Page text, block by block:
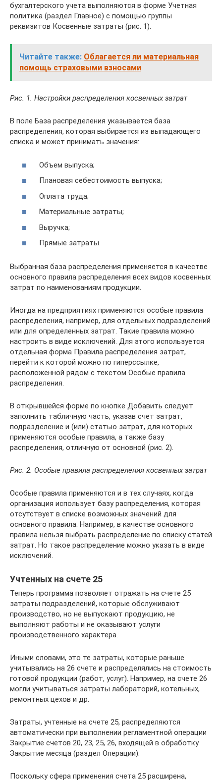
бухгалтерского учета выполняются в форме Учетная
политика (раздел Главное) с помощью группы
реквизитов Косвенные затраты (рис. 1).
Читайте также: Облагается ли материальная
помощь страховыми взносами
Рис. 1. Настройки распределения косвенных затрат
В поле База распределения указывается база
распределения, которая выбирается из выпадающего
списка и может принимать значения:
Объем выпуска;
Плановая себестоимость выпуска;
Оплата труда;
Материальные затраты;
Выручка;
Прямые затраты.
Выбранная база распределения применяется в качестве
основного правила распределения всех видов косвенных
затрат по наименованиям продукции.
Иногда на предприятиях применяются особые правила
распределения, например, для отдельных подразделений
или для определенных затрат. Такие правила можно
настроить в виде исключений. Для этого используется
отдельная форма Правила распределения затрат,
перейти к которой можно по гиперссылке,
расположенной рядом с текстом Особые правила
распределения.
В открывшейся форме по кнопке Добавить следует
заполнить табличную часть, указав счет затрат,
подразделение и (или) статью затрат, для которых
применяются особые правила, а также базу
распределения, отличную от основной (рис. 2).
Рис. 2. Особые правила распределения косвенных затрат
Особые правила применяются и в тех случаях, когда
организация использует базу распределения, которая
отсутствует в списке возможных значений для
основного правила. Например, в качестве основного
правила нельзя выбрать распределение по списку статей
затрат. Но такое распределение можно указать в виде
исключений.
Учтенных на счете 25
Теперь программа позволяет отражать на счете 25
затраты подразделений, которые обслуживают
производство, но не выпускают продукцию, не
выполняют работы и не оказывают услуги
производственного характера.
Иными словами, это те затраты, которые раньше
учитывались на 26 счете и распределялись на стоимость
готовой продукции (работ, услуг). Например, на счете 26
могли учитываться затраты лабораторий, котельных,
ремонтных цехов и др.
Затраты, учтенные на счете 25, распределяются
автоматически при выполнении регламентной операции
Закрытие счетов 20, 23, 25, 26, входящей в обработку
Закрытие месяца (раздел Операции).
Поскольку сфера применения счета 25 расширена,